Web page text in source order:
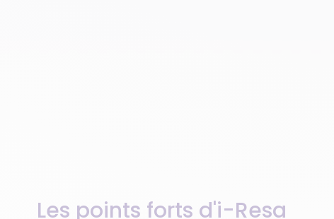
Les points forts d'i-Resa